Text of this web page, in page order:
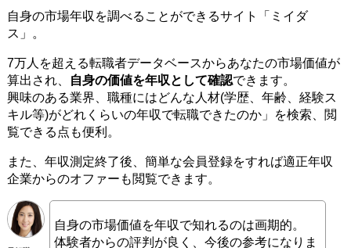
自身の市場年収を調べることができるサイト「ミイダ
ス」。
7万人を超える転職者データベースからあなたの市場価値が
算出され、
自身の価値を年収として確認できます。
興味のある業界、職種にはどんな人材(学歴、年齢、経験ス
キル等)がどれくらいの年収で転職できたのか」を検索、閲
覧できる点も便利。
また、年収測定終了後、簡単な会員登録をすれば適正年収
企業からのオファーも閲覧できます。
自身の市場価値を年収で知れるのは画期的。
体験者からの評判が良く、今後の参考になりま